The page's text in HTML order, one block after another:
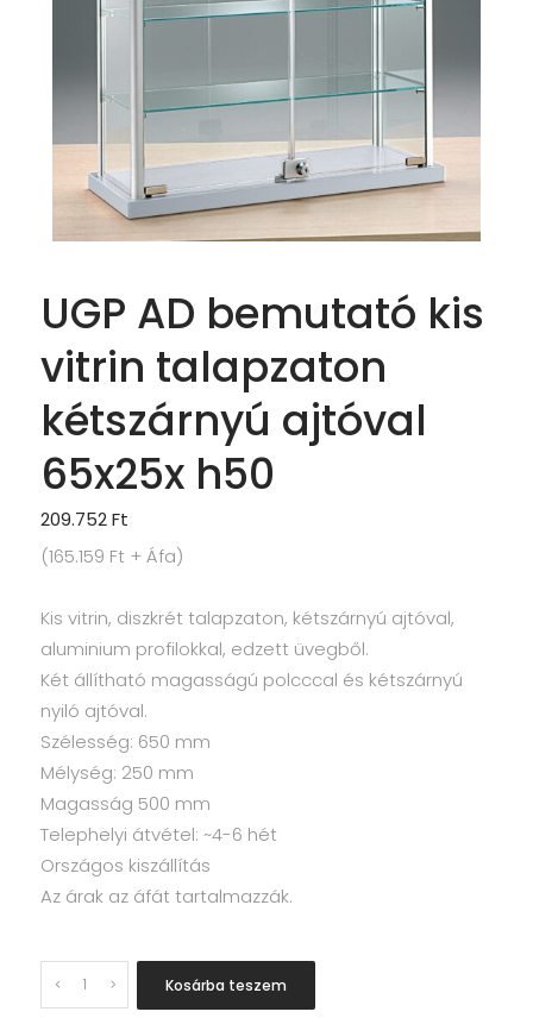
UGP AD bemutató kis
vitrin talapzaton
kétszárnyú ajtóval
65x25x h50
209.752Ft
(165.159 Ft + Áfa)
Kis vitrin, diszkrét talapzaton, kétszárnyú ajtóval,
aluminium profilokkal, edzett üvegből.
Két állítható magasságú polcccal és kétszárnyú
nyiló ajtóval.
Szélesség: 650 mm
Mélység: 250 mm
Magasság 500 mm
Telephelyi átvétel: ~4-6 hét
Országos kiszállítás
Az árak az áfát tartalmazzák.
Quantity Kosárba teszem